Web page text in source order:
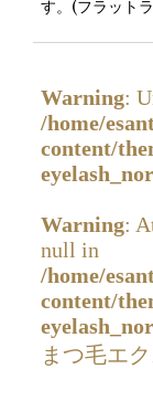
す。(フラット
Warning:
/home/
content/
Warning:
null in
/home/
content/
まつ毛エ